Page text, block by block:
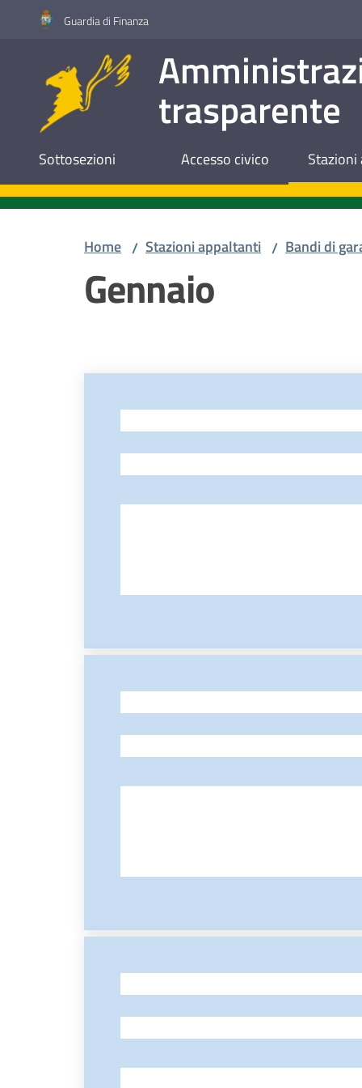
Vai al contenuto
Vai alla navigazione
Vai al footerGuardia di Finanza
trasparente
Sottosezioni Accesso civico
Home / Stazioni appaltanti / Bandi di
Gennaio
-
-
-